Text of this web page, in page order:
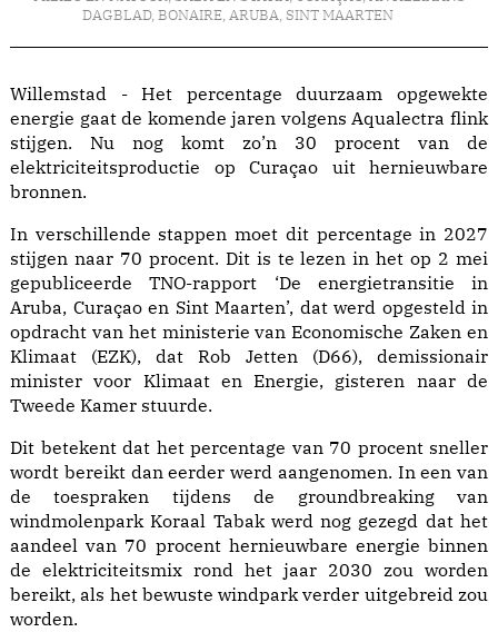
DAGBLAD, BONAIRE, ARUBA, SINT MAARTEN
Willemstad - Het percentage duurzaam opgewekte
energie gaat de komende jaren volgens Aqualectra flink
stijgen. Nu nog komt zo’n 30 procent van de
elektriciteitsproductie op Curaçao uit hernieuwbare
bronnen.
In verschillende stappen moet dit percentage in 2027
stijgen naar 70 procent. Dit is te lezen in het op 2 mei
gepubliceerde TNO-rapport ‘De energietransitie in
Aruba, Curaçao en Sint Maarten’, dat werd opgesteld in
opdracht van het ministerie van Economische Zaken en
Klimaat (EZK), dat Rob Jetten (D66), demissionair
minister voor Klimaat en Energie, gisteren naar de
Tweede Kamer stuurde.
Dit betekent dat het percentage van 70 procent sneller
wordt bereikt dan eerder werd aangenomen. In een van
de toespraken tijdens de groundbreaking van
windmolenpark Koraal Tabak werd nog gezegd dat het
aandeel van 70 procent hernieuwbare energie binnen
de elektriciteitsmix rond het jaar 2030 zou worden
bereikt, als het bewuste windpark verder uitgebreid zou
worden.